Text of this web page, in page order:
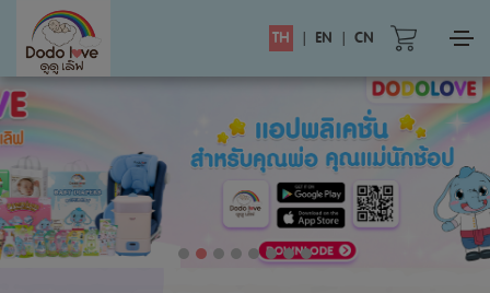
TH | EN | CN